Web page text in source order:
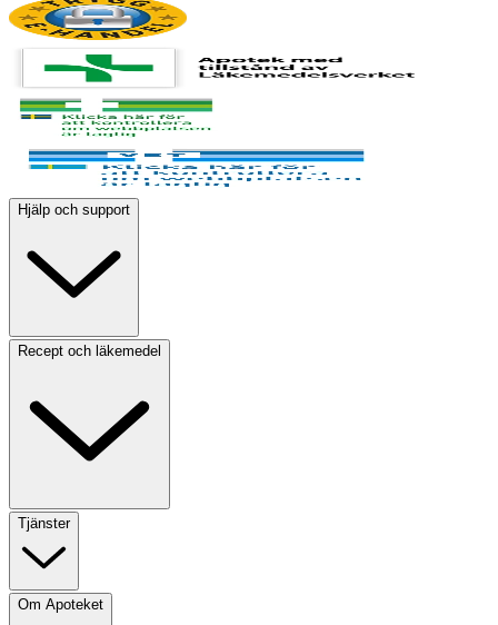
Hjälp och support
Recept och läkemedel
Tjänster
Om Apoteket